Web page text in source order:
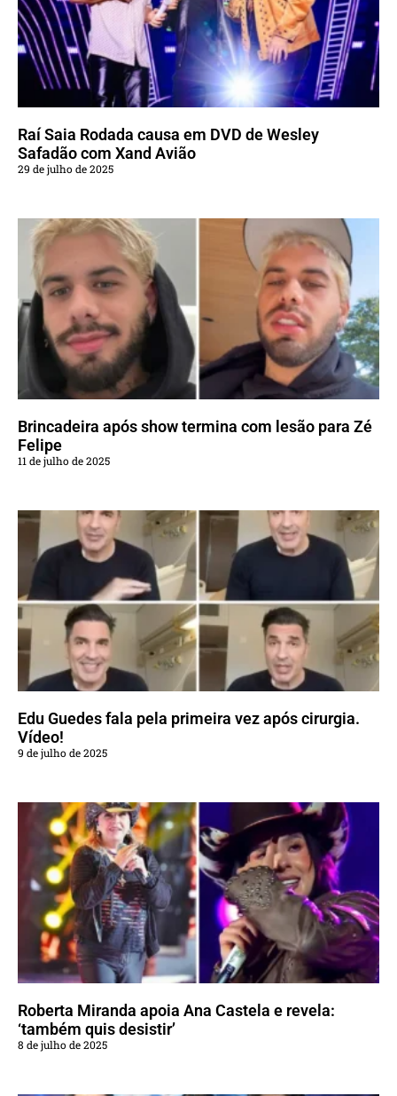
Raí Saia Rodada causa em DVD de Wesley
Safadão com Xand Avião
29 de julho de 2025
Brincadeira após show termina com lesão para Zé
Felipe
11 de julho de 2025
Edu Guedes fala pela primeira vez após cirurgia.
Vídeo!
9 de julho de 2025
Roberta Miranda apoia Ana Castela e revela:
‘também quis desistir’
8 de julho de 2025